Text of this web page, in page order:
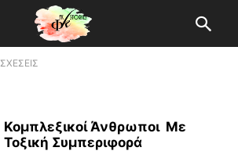
ΣΧΕΣΕΙΣ
Κομπλεξικοί Άνθρωποι Με
Τοξική Συμπεριφορά